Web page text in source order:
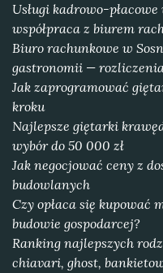
Usługi kadrowo-
współpraca z biurem
Biuro rachunkowe w
gastronomii —
Jak zaprogramować
kroku
Najlepsze giętarki
wybór do 50 000 zł
Jak negocjować ceny z
budowlanych
Czy opłaca się kupować
budowie gospodarcej?
Ranking najlepszych
chiavari, ghost,